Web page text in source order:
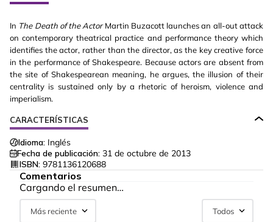
In The Death of the ActorMartin Buzacott launches an all-out attack
on contemporary theatrical practice and performance theory which
identifies the actor, rather than the director, as the key creative force
in the performance of Shakespeare. Because actors are absent from
the site of Shakespearean meaning, he argues, the illusion of their
centrality is sustained only by a rhetoric of heroism, violence and
imperialism.
CARACTERÍSTICAS
Idioma: Inglés
Fecha de publicación: 31 de octubre de 2013
ISBN: 9781136120688
Comentarios
Cargando el resumen…
Más reciente Todos